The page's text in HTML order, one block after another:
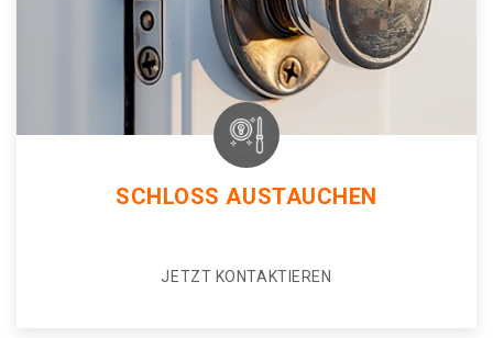
SCHLOSS AUSTAUCHEN
JETZT KONTAKTIEREN